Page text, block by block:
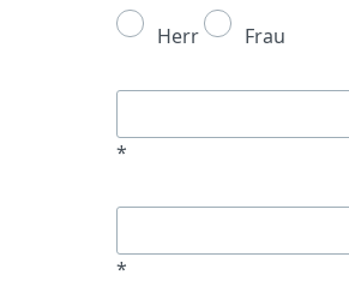
Herr Frau
*
*